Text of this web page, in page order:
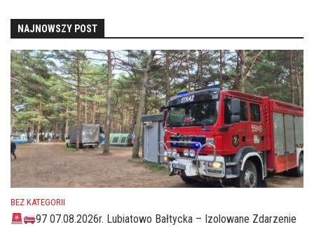
NAJNOWSZY POST
BEZ KATEGORII
97 07.08.2026r. Lubiatowo Bałtycka – Izolowane Zdarzenie